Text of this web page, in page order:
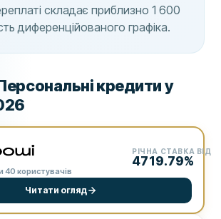
складає приблизно 1 600
диференційованого графіка.
кредити у
40 користувачів
РІЧНА СТАВКА ВІД
4719.79%
Читати огляд